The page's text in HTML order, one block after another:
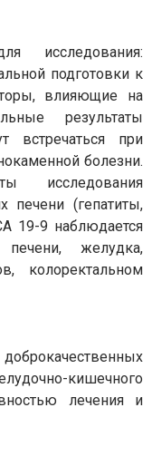
исследования:
подготовки к
влияющие на
результаты
встречаться при
болезни.
исследования
печени (гепатиты,
19-9 наблюдается
желудка,
колоректальном
кишечного
лечения и